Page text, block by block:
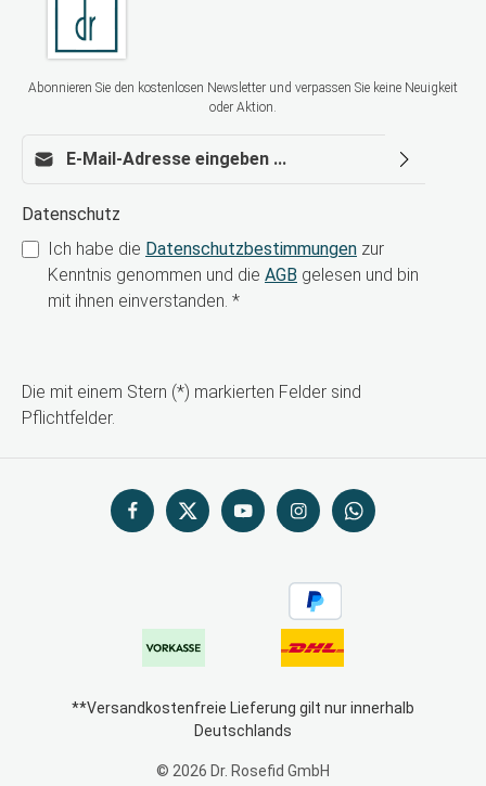
Abonnieren Sie den kostenlosen Newsletter und verpassen Sie keine Neuigkeit
oder Aktion.
Datenschutz
Ich habe die Datenschutzbestimmungen zur
Kenntnis genommen und die AGB gelesen und bin
mit ihnen einverstanden. *
Die mit einem Stern (*) markierten Felder sind
Pflichtfelder.
© 2026 Dr. Rosefid GmbH
**Versandkostenfreie Lieferung gilt nur innerhalb
Deutschlands